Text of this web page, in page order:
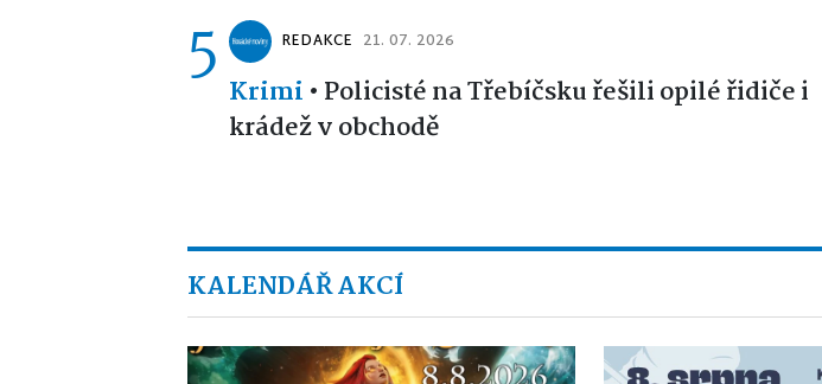
5 REDAKCE 21. 07. 2026
Krimi • Policisté na Třebíčsku řešili opilé řidiče i
krádež v obchodě
KALENDÁŘ AKCÍ